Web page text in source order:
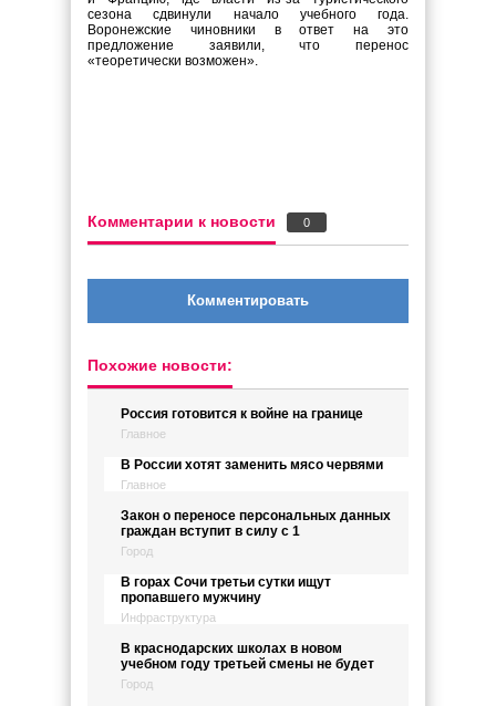
сезона сдвинули начало учебного года.
Воронежские чиновники в ответ на это
предложение заявили, что перенос
«теоретически возможен».
Комментарии к новости 0
Комментировать
Похожие новости:
Россия готовится к войне на границе
Главное
В России хотят заменить мясо червями
Главное
Закон о переносе персональных данных
граждан вступит в силу с 1
Город
В горах Сочи третьи сутки ищут
пропавшего мужчину
Инфраструктура
В краснодарских школах в новом
учебном году третьей смены не будет
Город